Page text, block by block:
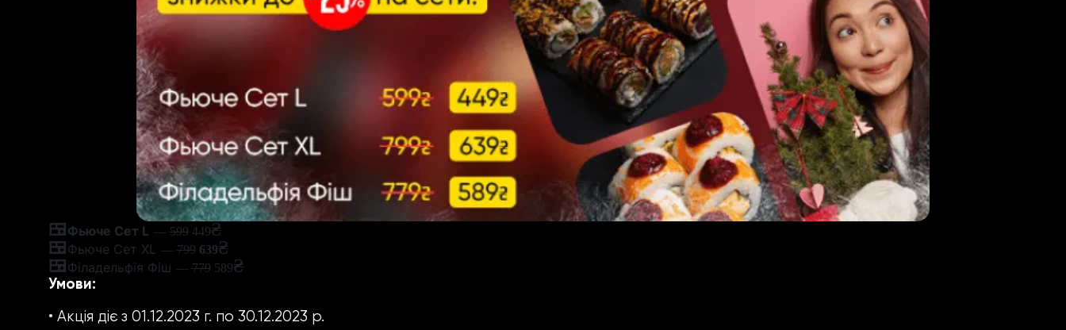
🍱Фьюче Сет L — 599449₴
🍱Фьюче Сет XL — 799 639₴
🍱Філадельфія Фіш — 779589₴
Умови:
• Акція діє з 01.12.2023 г. по 30.12.2023 р.